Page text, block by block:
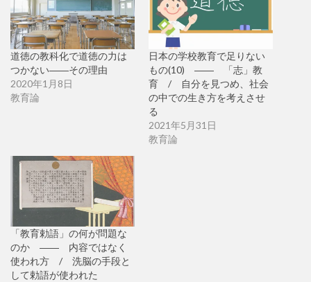
道徳の教科化で道徳の力は
つかない――その理由
2020年1月8日
教育論
日本の学校教育で足りない
もの(10) ―― 「志」教
育 / 自分を見つめ、社会
の中での生き方を考えさせ
る
2021年5月31日
教育論
「教育勅語」の何が問題な
のか ―― 内容ではなく
使われ方 / 洗脳の手段と
して勅語が使われた